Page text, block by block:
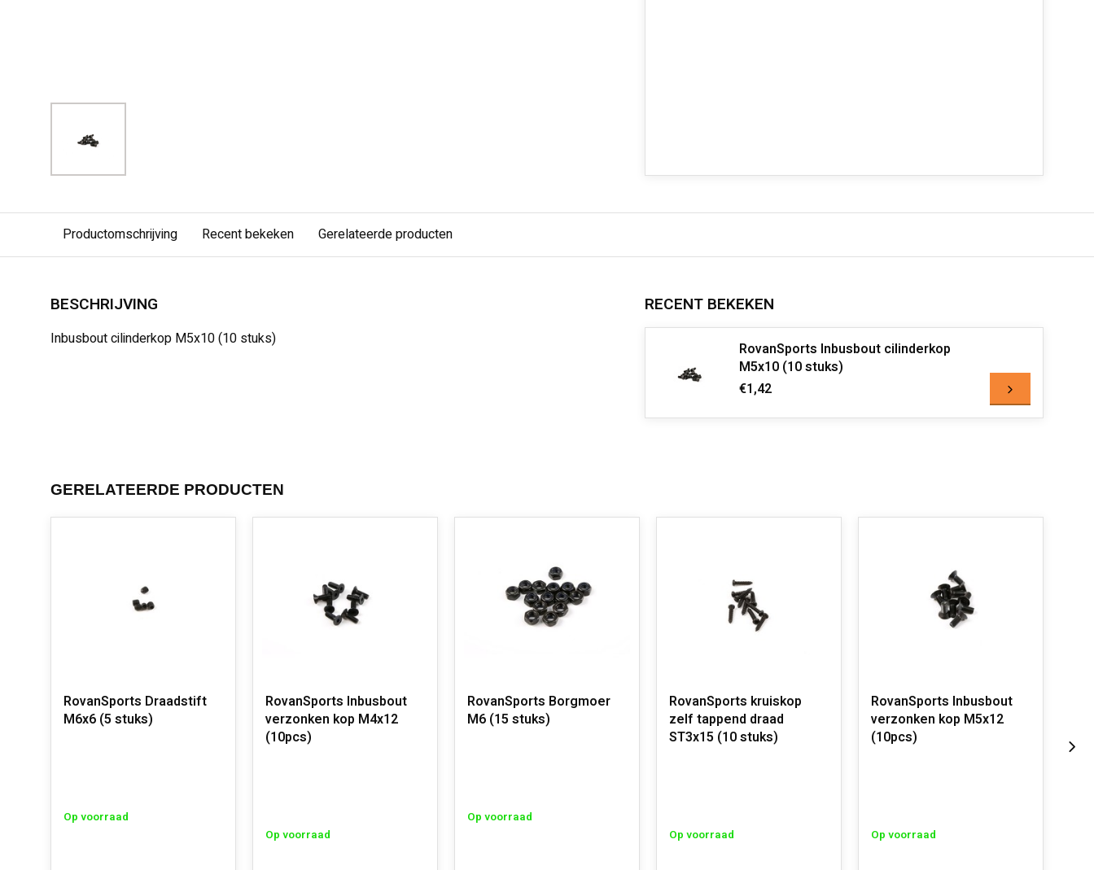
Productomschrijving Recent bekeken Gerelateerde producten
BESCHRIJVING
Inbusbout cilinderkop M5x10 (10 stuks)
RECENT BEKEKEN
RovanSports Inbusbout cilinderkop
M5x10 (10 stuks)
€1,42
GERELATEERDE PRODUCTEN
RovanSports Draadstift
M6x6 (5 stuks)
Op voorraad
RovanSports Inbusbout
verzonken kop M4x12
(10pcs)
Op voorraad
RovanSports Borgmoer
M6 (15 stuks)
Op voorraad
RovanSports kruiskop
zelf tappend draad
ST3x15 (10 stuks)
Op voorraad
RovanSports Inbusbout
verzonken kop M5x12
(10pcs)
Op voorraad